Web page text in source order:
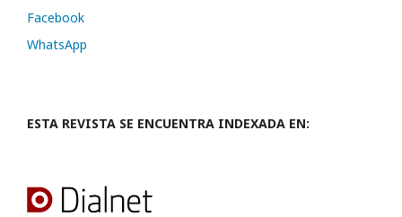
Facebook
WhatsApp
ESTA REVISTA SE ENCUENTRA INDEXADA EN: